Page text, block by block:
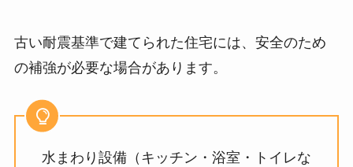
古い耐震基準で建てられた住宅には、安全のため
の補強が必要な場合があります。
水まわり設備（キッチン・浴室・トイレな